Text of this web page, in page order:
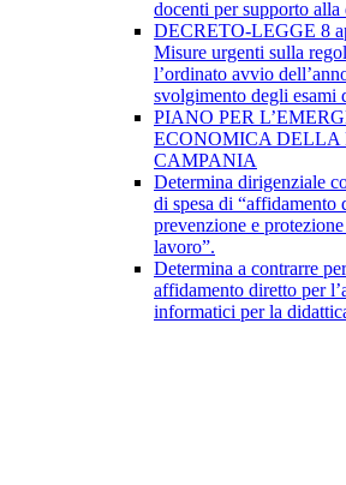
docenti per supporto
DECRETO-LEGGE 8
Misure urgenti sulla
l’ordinato avvio
svolgimento degli esami
PIANO PER
ECONOMICA DELLA
CAMPANIA
Determina dirigenziale
di spesa di “affidamento
prevenzione e
lavoro”.
Determina a contrarre
affidamento diretto per
informatici per la